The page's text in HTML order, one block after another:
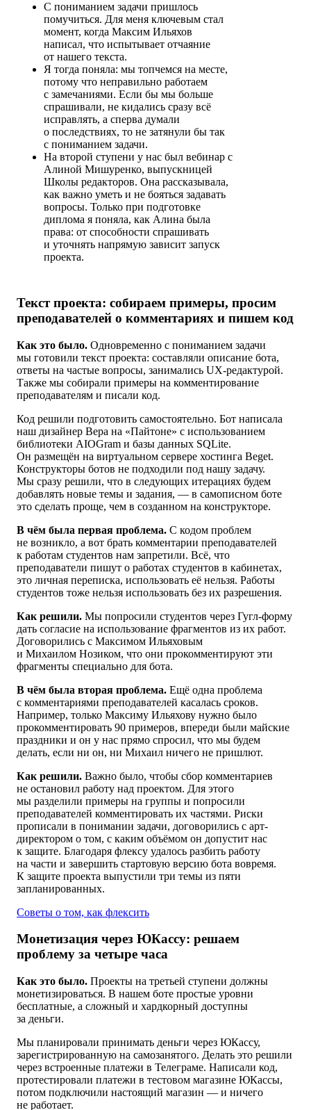
С пониманием задачи пришлось
помучиться. Для меня ключевым стал
момент, когда Максим Ильяхов
написал, что испытывает отчаяние
от нашего текста.
Я тогда поняла: мы топчемся на месте,
потому что неправильно работаем
с замечаниями. Если бы мы больше
спрашивали, не кидались сразу всё
исправлять, а сперва думали
о последствиях, то не затянули бы так
с пониманием задачи.
На второй ступени у нас был вебинар с
Алиной Мишуренко, выпускницей
Школы редакторов. Она рассказывала,
как важно уметь и не бояться задавать
вопросы. Только при подготовке
диплома я поняла, как Алина была
права: от способности спрашивать
и уточнять напрямую зависит запуск
проекта.
Текст проекта: собираем примеры, просим
преподавателей о комментариях и пишем код
Как это было. Одновременно с пониманием задачи
мы готовили текст проекта: составляли описание бота,
ответы на частые вопросы, занимались UX-редактурой.
Также мы собирали примеры на комментирование
преподавателям и писали код.
Код решили подготовить самостоятельно. Бот написала
наш дизайнер Вера на «Пайтоне» с использованием
библиотеки AIOGram и базы данных SQLite.
Он размещён на виртуальном сервере хостинга Beget.
Конструкторы ботов не подходили под нашу задачу.
Мы сразу решили, что в следующих итерациях будем
добавлять новые темы и задания, — в самописном боте
это сделать проще, чем в созданном на конструкторе.
В чём была первая проблема. С кодом проблем
не возникло, а вот брать комментарии преподавателей
к работам студентов нам запретили. Всё, что
преподаватели пишут о работах студентов в кабинетах,
это личная переписка, использовать её нельзя. Работы
студентов тоже нельзя использовать без их разрешения.
Как решили. Мы попросили студентов через Гугл-форму
дать согласие на использование фрагментов из их работ.
Договорились с Максимом Ильяховым
и Михаилом Нозиком, что они прокомментируют эти
фрагменты специально для бота.
В чём была вторая проблема. Ещё одна проблема
с комментариями преподавателей касалась сроков.
Например, только Максиму Ильяхову нужно было
прокомментировать 90 примеров, впереди были майские
праздники и он у нас прямо спросил, что мы будем
делать, если ни он, ни Михаил ничего не пришлют.
Как решили. Важно было, чтобы сбор комментариев
не остановил работу над проектом. Для этого
мы разделили примеры на группы и попросили
преподавателей комментировать их частями. Риски
прописали в понимании задачи, договорились с арт-
директором о том, с каким объёмом он допустит нас
к защите. Благодаря флексу удалось разбить работу
на части и завершить стартовую версию бота вовремя.
К защите проекта выпустили три темы из пяти
запланированных.
Советы о том, как флексить
Монетизация через ЮКассу: решаем
проблему за четыре часа
Как это было. Проекты на третьей ступени должны
монетизироваться. В нашем боте простые уровни
бесплатные, а сложный и хардкорный доступны
за деньги.
Мы планировали принимать деньги через ЮКассу,
зарегистрированную на самозанятого. Делать это решили
через встроенные платежи в Телеграме. Написали код,
протестировали платежи в тестовом магазине ЮКассы,
потом подключили настоящий магазин — и ничего
не работает.